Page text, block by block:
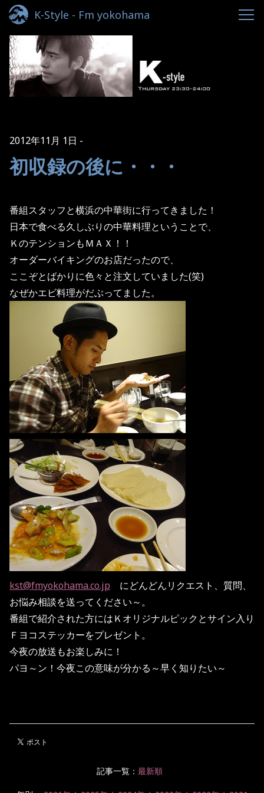
K-Style - Fm yokohama
2012年11月 1日
初収録の後に・・・
番組スタッフと横浜の中華街に行ってきました！
日本で食べる久しぶりの中華料理ということで、
ＫのテンションもＭＡＸ！！
オーダーバイキングのお店だったので、
ここぞとばかりに色々と注文していました(笑)
なぜかエビ料理がだぶってました。
kst@fmyokohama.co.jp にどんどんリクエスト、質問、
お悩み相談を送ってください～。
番組で紹介された方にはＫオリジナルピックとサイン入り
Ｆヨコステッカーをプレゼント。
今夜の放送もお楽しみに！
パヨ～ン！今夜この意味が分かる～早く知りたい～
記事一覧： 最新順